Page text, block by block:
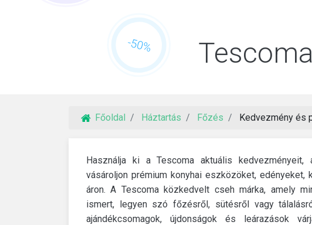
Főoldal Háztartás Főzés Kedvezmény és
Használja ki a Tescoma aktuális
vásároljon prémium konyhai eszközöket,
áron. A Tescoma közkedvelt cseh márka, amely
ismert, legyen szó főzésről, sütésről vagy
ajándékcsomagok, újdonságok és leárazások